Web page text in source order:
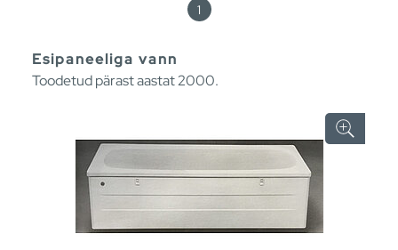
1
Esipaneeliga vann
Toodetud pärast aastat 2000.